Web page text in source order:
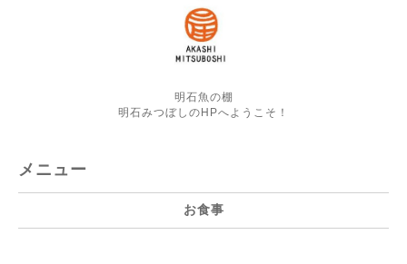
明石魚の棚
明石みつぼしのHPへようこそ！
メニュー
お食事